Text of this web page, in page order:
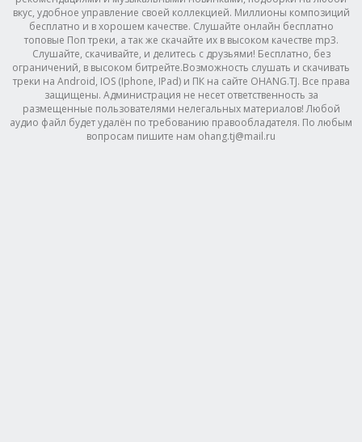
вкус, удобное управление своей коллекцией. Миллионы композиций
бесплатно и в хорошем качестве. Слушайте онлайн бесплатно
топовые Поп треки, а так же скачайте их в высоком качестве mp3.
Слушайте, скачивайте, и делитесь с друзьями! Бесплатно, без
ограничений, в высоком битрейте.Возможность слушать и скачивать
треки на Android, IOS (Iphone, IPad) и ПК на сайте OHANG.TJ. Все права
защищены. Администрация не несет ответственность за
размещенные пользователями нелегальных материалов! Любой
аудио файл будет удалён по требованию правообладателя. По любым
вопросам пишите нам ohang.tj@mail.ru